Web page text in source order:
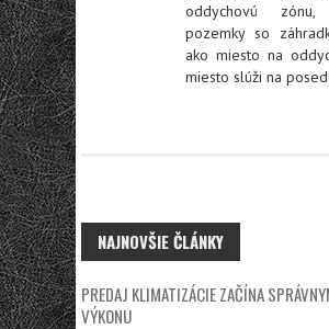
oddychovú
pozemky so
ako miesto na
miesto slúži na
NAJNOVŠIE ČLÁNKY
PREDAJ KLIMATIZÁCIE ZAČÍNA
VÝKONU